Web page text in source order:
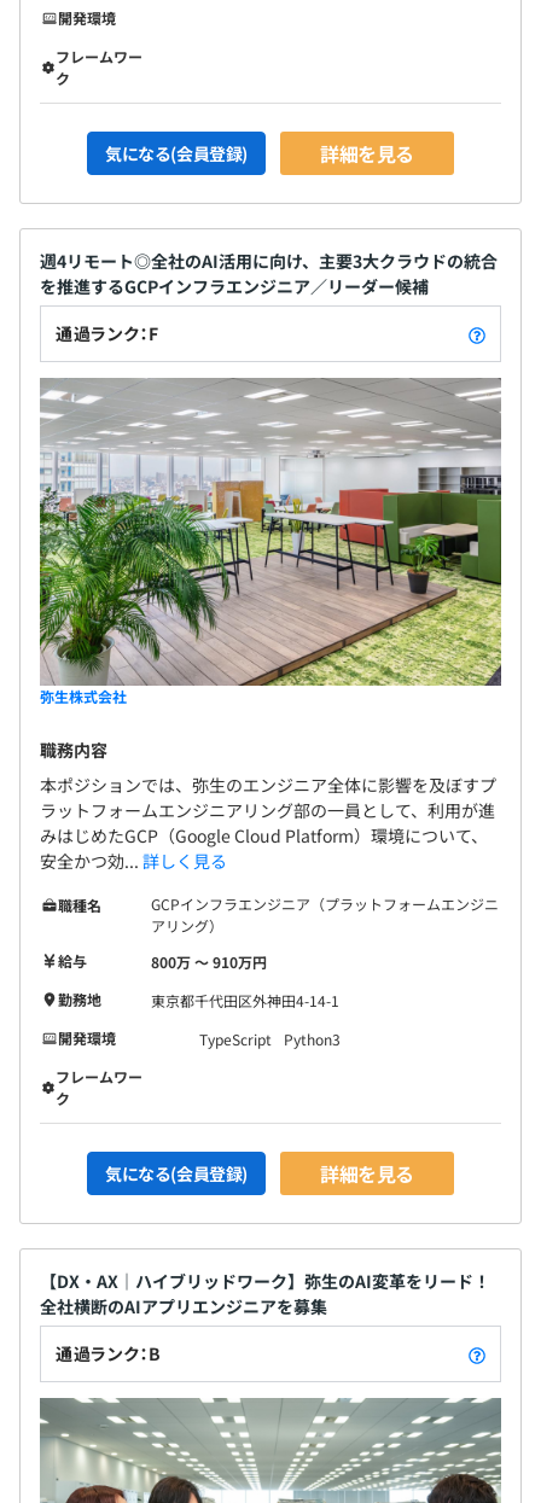
開発環境
フレームワー
ク
気になる(会員登録) 詳細を見る
週4リモート◎全社のAI活用に向け、主要3大クラウドの統合
を推進するGCPインフラエンジニア／リーダー候補
通過ランク：F
弥生株式会社
職務内容
本ポジションでは、弥生のエンジニア全体に影響を及ぼすプ
ラットフォームエンジニアリング部の一員として、利用が進
みはじめたGCP（Google Cloud Platform）環境について、
安全かつ効... 詳しく見る
職種名
GCPインフラエンジニア（プラットフォームエンジニ
アリング）
給与
800万 〜 910万円
勤務地
東京都千代田区外神田4-14-1
開発環境
TypeScript
Python3
フレームワー
ク
気になる(会員登録) 詳細を見る
【DX・AX｜ハイブリッドワーク】弥生のAI変革をリード！
全社横断のAIアプリエンジニアを募集
通過ランク：B